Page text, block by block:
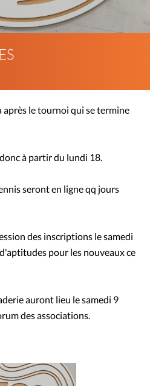
après le tournoi qui se termine
à partir du lundi 18.
seront en ligne qq jours
des inscriptions le samedi
pour les nouveaux ce
auront lieu le samedi 9
des associations.